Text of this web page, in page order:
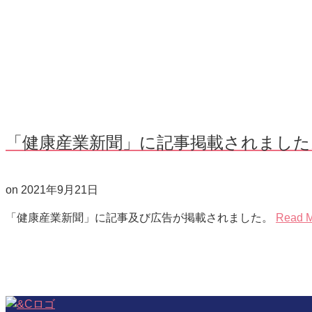
「健康産業新聞」に記事掲載されました
on 2021年9月21日
「健康産業新聞」に記事及び広告が掲載されました。 Read